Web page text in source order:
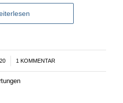
1 KOMMENTAR